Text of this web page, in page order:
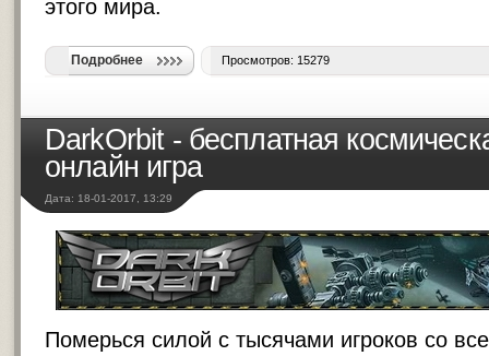
этого мира.
Подробнее Просмотров: 15279
DarkOrbit - бесплатная
онлайн игра
Дата: 18-01-2017, 13:29
Померься силой с тысячами игроков со